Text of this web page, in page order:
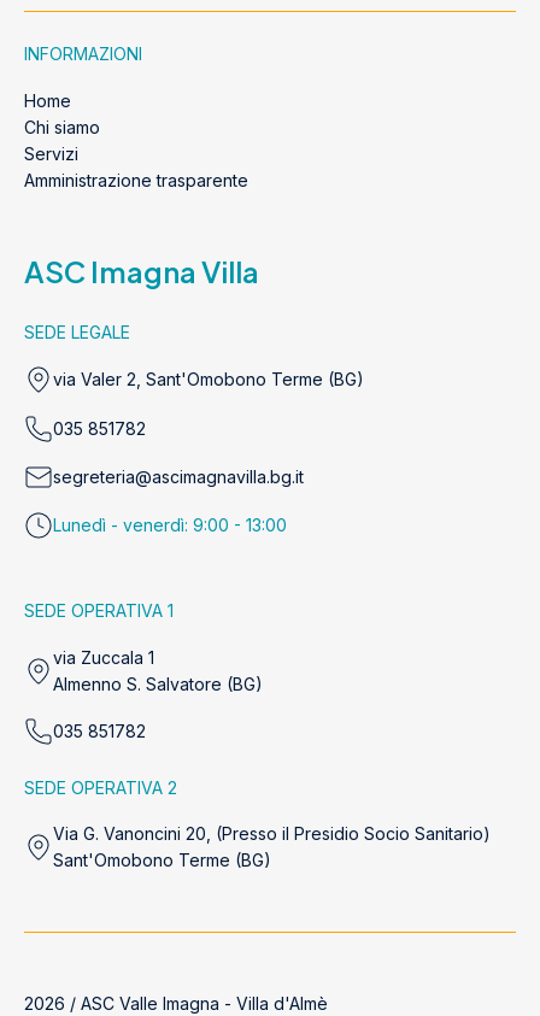
INFORMAZIONI
Home
Chi siamo
Servizi
Amministrazione trasparente
ASC Imagna Villa
SEDE LEGALE
via Valer 2, Sant'Omobono Terme (BG)
035 851782
segreteria@ascimagnavilla.bg.it
Lunedì - venerdì: 9:00 - 13:00
SEDE OPERATIVA 1
via Zuccala 1
Almenno S. Salvatore (BG)
035 851782
SEDE OPERATIVA 2
Via G. Vanoncini 20, (Presso il Presidio Socio Sanitario)
Sant'Omobono Terme (BG)
2026 / ASC Valle Imagna - Villa d'Almè